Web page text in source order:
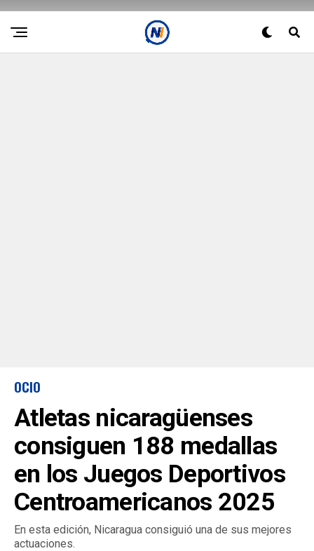
OCIO
Atletas nicaragüenses
consiguen 188 medallas
en los Juegos Deportivos
Centroamericanos 2025
En esta edición, Nicaragua consiguió una de sus mejores
actuaciones.